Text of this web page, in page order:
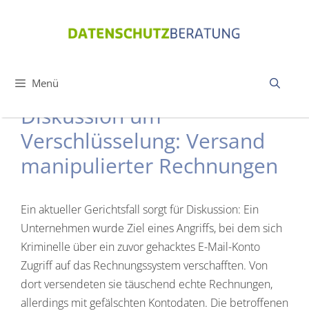
Menü
Diskussion um
Verschlüsselung: Versand
manipulierter Rechnungen
Ein aktueller Gerichtsfall sorgt für Diskussion: Ein
Unternehmen wurde Ziel eines Angriffs, bei dem sich
Kriminelle über ein zuvor gehacktes E-Mail-Konto
Zugriff auf das Rechnungssystem verschafften. Von
dort versendeten sie täuschend echte Rechnungen,
allerdings mit gefälschten Kontodaten. Die betroffenen